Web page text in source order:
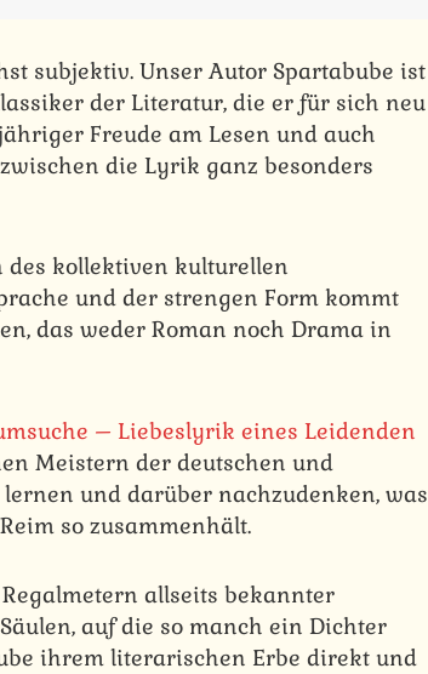
subjektiv. Unser Autor Spartabube ist
der Literatur, die er für sich neu
Freude am Lesen und auch
die Lyrik ganz besonders
kollektiven kulturellen
und der strengen Form kommt
das weder Roman noch Drama in
– Liebeslyrik eines Leidenden
Meistern der deutschen und
und darüber nachzudenken, was
so zusammenhält.
allseits bekannter
auf die so manch ein Dichter
ihrem literarischen Erbe direkt und